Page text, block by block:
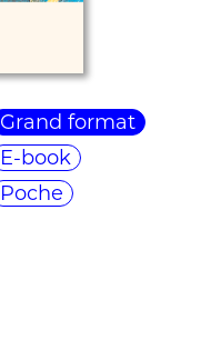
Grand format
E-book
Poche